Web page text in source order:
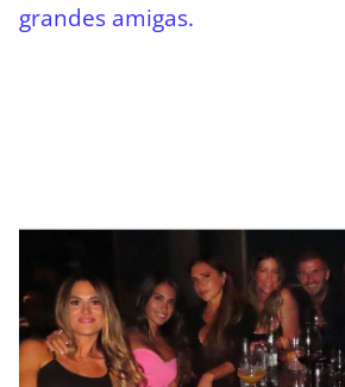
grandes amigas.